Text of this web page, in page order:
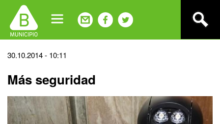
navigation
Back
top
30.10.2014 - 10:11
Más seguridad